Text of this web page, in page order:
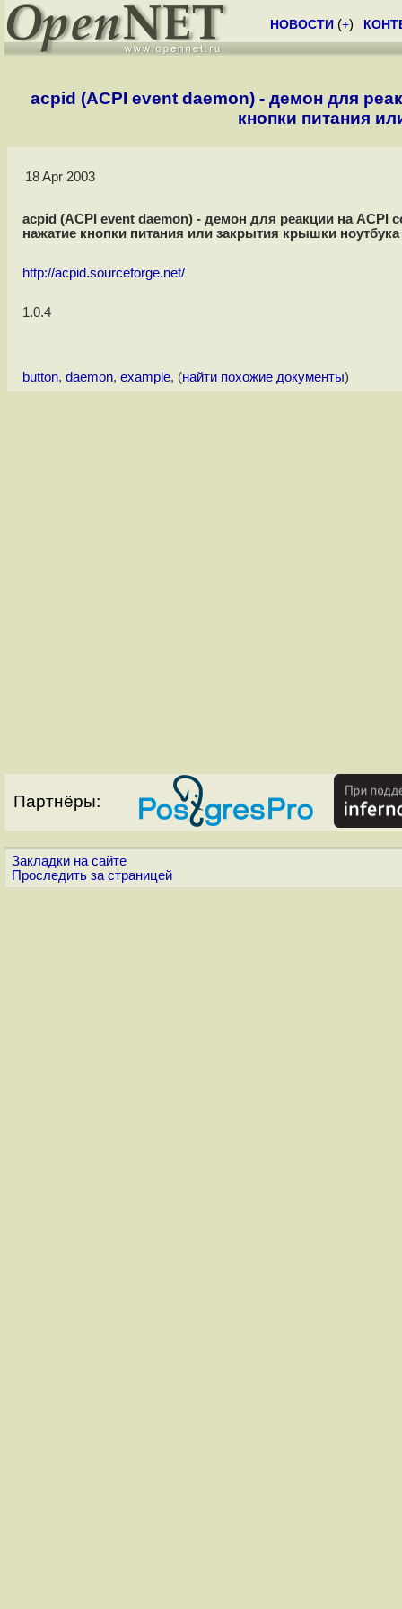
НОВОСТИ (+)
acpid (ACPI event daemon) - демон для
кнопки питания
18 Apr 2003
acpid (ACPI event daemon) - демон для реакции на ACPI
нажатие кнопки питания или закрытия крышки ноутбука
http://acpid.sourceforge.net/
1.0.4
button, daemon, example, (найти похожие документы)
Партнёры:
Закладки на сайте
Проследить за страницей